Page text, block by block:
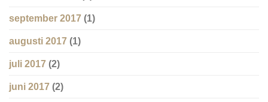
september 2017 (1)
augusti 2017 (1)
juli 2017 (2)
juni 2017 (2)